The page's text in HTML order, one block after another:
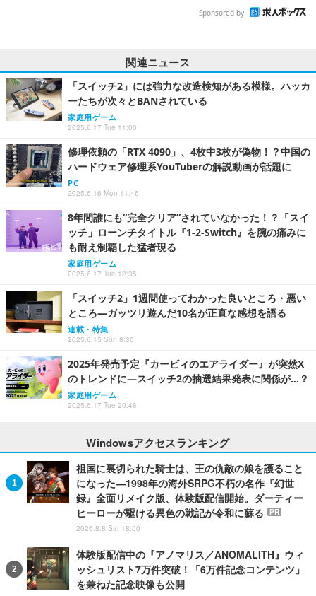
Sponsored by
関連ニュース
「スイッチ2」には強力な改造検知がある模様。ハッカ
ーたちが次々とBANされている
家庭用ゲーム
2025.6.17 Tue 11:00
修理依頼の「RTX 4090」、4枚中3枚が偽物！？中国の
ハードウェア修理系YouTuberの解説動画が話題に
PC
2025.6.16 Mon 11:46
8年間誰にも“完全クリア”されていなかった！？「スイ
ッチ」ローンチタイトル『1-2-Switch』を腕の痛みに
も耐え制覇した猛者現る
家庭用ゲーム
2025.6.17 Tue 12:35
「スイッチ2」1週間使ってわかった良いところ・悪い
ところ―ガッツリ遊んだ10名が正直な感想を語る
連載・特集
2025.6.15 Sun 8:30
2025年発売予定『カービィのエアライダー』が突然X
のトレンドに―スイッチ2の抽選結果発表に関係が…？
家庭用ゲーム
2025.6.17 Tue 20:48
Windowsアクセスランキング
祖国に裏切られた騎士は、王の仇敵の娘を護ること
になった―1998年の海外SRPG不朽の名作『幻世
録』全面リメイク版、体験版配信開始。ダーティー
ヒーローが駆ける異色の戦記が令和に蘇る
PR
2026.8.8 Sat 18:00
体験版配信中の『アノマリス／ANOMALITH』ウィ
ッシュリスト7万件突破！「6万件記念コンテンツ」
を兼ねた記念映像も公開